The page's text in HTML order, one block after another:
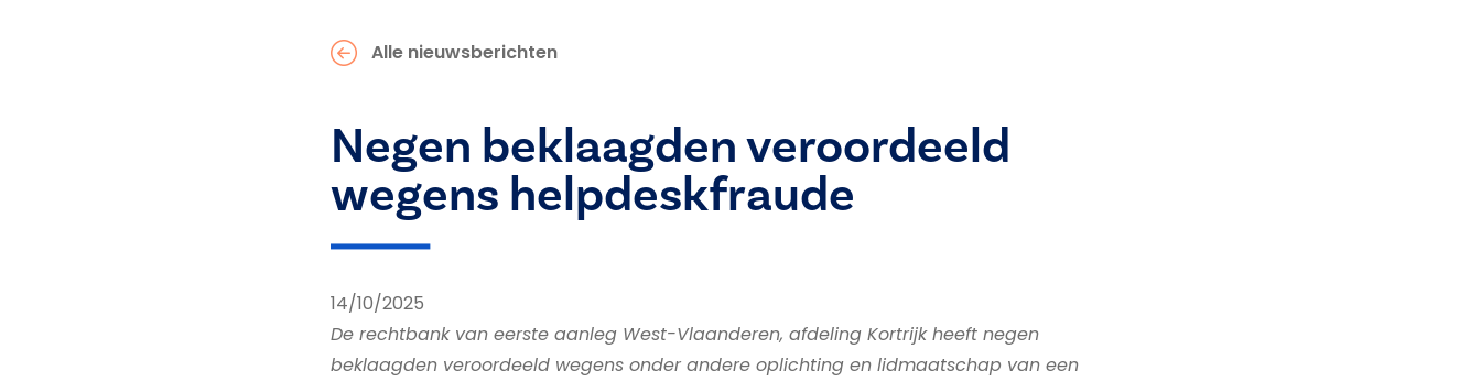
Alle nieuwsberichten
Negen beklaagden veroordeeld
wegens helpdeskfraude
14/10/2025
De rechtbank van eerste aanleg West-Vlaanderen, afdeling Kortrijk heeft negen
beklaagden veroordeeld wegens onder andere oplichting en lidmaatschap van een